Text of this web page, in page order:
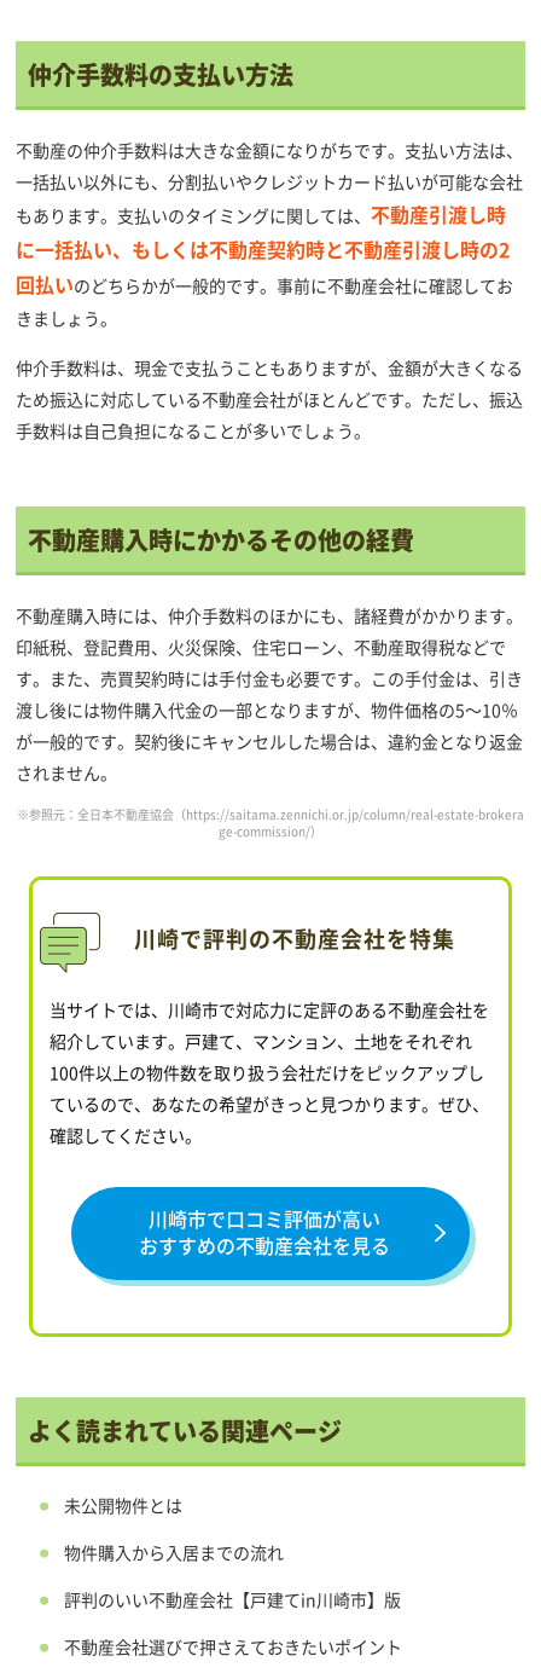
仲介手数料の支払い方法
不動産の仲介手数料は大きな金額になりがちです。支払い方法は、
一括払い以外にも、分割払いやクレジットカード払いが可能な会社
もあります。支払いのタイミングに関しては、不動産引渡し時
に一括払い、もしくは不動産契約時と不動産引渡し時の2
回払いのどちらかが一般的です。事前に不動産会社に確認してお
きましょう。
仲介手数料は、現金で支払うこともありますが、金額が大きくなる
ため振込に対応している不動産会社がほとんどです。ただし、振込
手数料は自己負担になることが多いでしょう。
不動産購入時にかかるその他の経費
不動産購入時には、仲介手数料のほかにも、諸経費がかかります。
印紙税、登記費用、火災保険、住宅ローン、不動産取得税などで
す。また、売買契約時には手付金も必要です。この手付金は、引き
渡し後には物件購入代金の一部となりますが、物件価格の5～10％
が一般的です。契約後にキャンセルした場合は、違約金となり返金
されません。
※参照元：全日本不動産協会（https://saitama.zennichi.or.jp/column/real-estate-brokera
ge-commission/）
川崎で評判の不動産会社を特集
当サイトでは、川崎市で対応力に定評のある不動産会社を
紹介しています。戸建て、マンション、土地をそれぞれ
100件以上の物件数を取り扱う会社だけをピックアップし
ているので、あなたの希望がきっと見つかります。ぜひ、
確認してください。
川崎市で口コミ評価が高い
おすすめの不動産会社を見る
よく読まれている関連ページ
未公開物件とは
物件購入から入居までの流れ
評判のいい不動産会社【戸建てin川崎市】版
不動産会社選びで押さえておきたいポイント